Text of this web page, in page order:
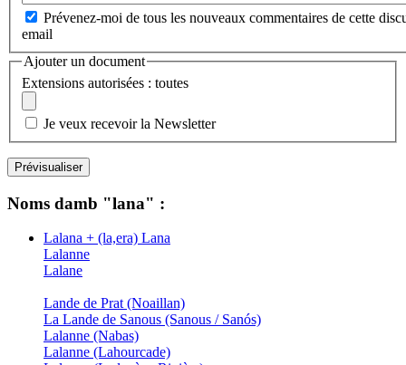
Prévenez-moi de tous les nouveaux commentaires de cette
email
Ajouter un document
Extensions autorisées : toutes
Je veux recevoir la Newsletter
Noms damb "lana" :
Lalana + (la,era) Lana
Lalanne
Lalane
Lande de Prat (Noaillan)
La Lande de Sanous (Sanous / Sanós)
Lalanne (Nabas)
Lalanne (Lahourcade)